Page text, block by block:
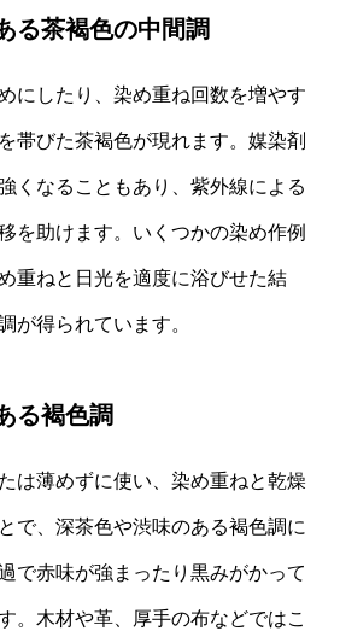
る茶褐色の中間調
にしたり、染め重ね回数を増やす
帯びた茶褐色が現れます。媒染剤
くなることもあり、紫外線による
を助けます。いくつかの染め作例
重ねと日光を適度に浴びせた結
が得られています。
る褐色調
は薄めずに使い、染め重ねと乾燥
で、深茶色や渋味のある褐色調に
で赤味が強まったり黒みがかって
。木材や革、厚手の布などではこ